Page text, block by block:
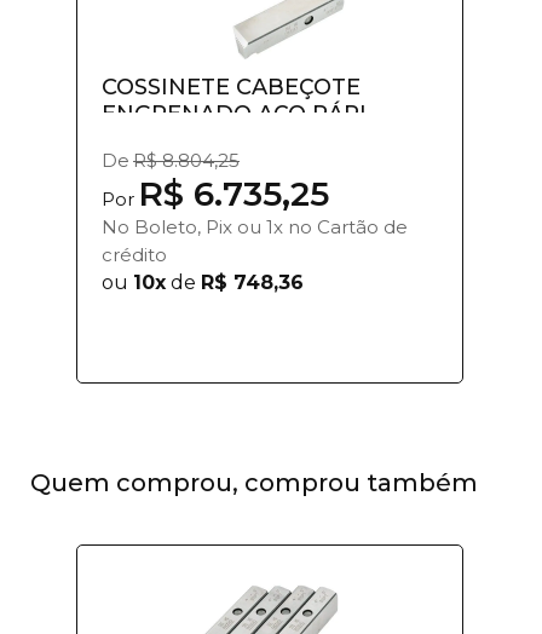
COSSINETE CABEÇOTE
ENGRENADO AÇO RÁPI...
De R$ 8.804,25
Por R$ 6.735,25
No Boleto, Pix ou 1x no Cartão de
crédito
ou 10x de R$ 748,36
Quem comprou, comprou também